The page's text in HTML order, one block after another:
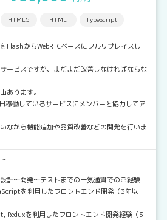
HTML5 HTML TypeScript
FlashからWebRTCベースにフルリプレイスし
ービスですが、まだまだ改善しなければならな
あります。
働しているサービスにメンバーと協力してア
ながら機能追加や品質改善などの開発を行いま
～開発～テストまでの一気通貫でのご経験
を利用したフロントエンド開発（3年以
を利用したフロントエンド開発経験（3